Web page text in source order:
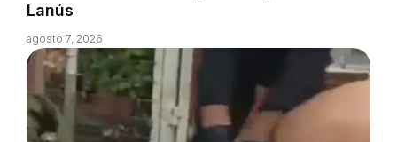
Lanús
agosto 7, 2026